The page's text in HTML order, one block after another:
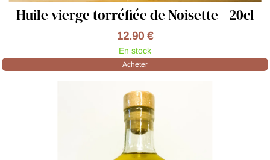
Huile vierge torréfiée de Noisette - 20cl
12.90 €
En stock
Acheter